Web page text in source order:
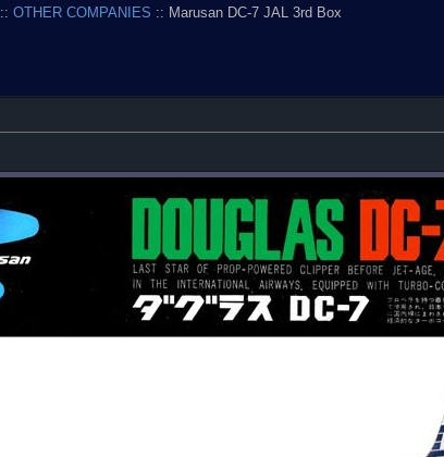
::OTHER COMPANIES :: Marusan DC-7 JAL 3rd Box